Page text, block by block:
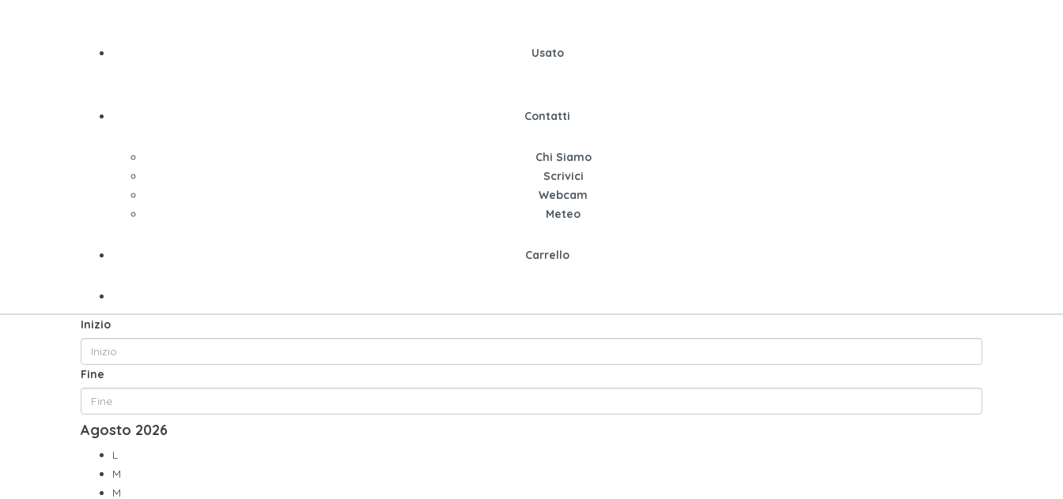
Usato
Contatti
Chi Siamo
Scrivici
Webcam
Meteo
Carrello
Inizio
Fine
Agosto 2026
L
M
M